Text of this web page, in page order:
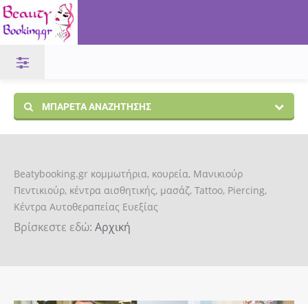
ΜΠΑΡΈΤΑ ΑΝΑΖΉΤΗΣΗΣ
Beatybooking.gr κομμωτήρια, κουρεία, Μανικιούρ
Πεντικιούρ, κέντρα αισθητικής, μασάζ, Tattoo, Piercing,
Κέντρα Αυτοθεραπείας Ευεξίας
Βρίσκεστε εδώ: Αρχική